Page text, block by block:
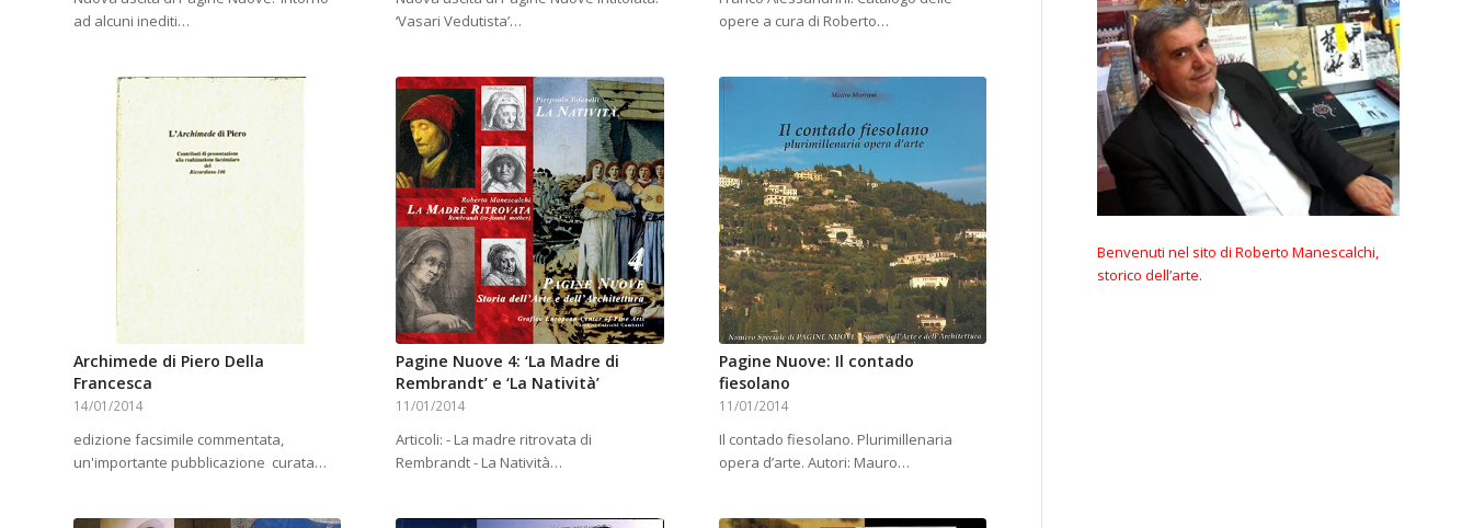
ad alcuni inediti…
‘Vasari Vedutista’…
opere a cura di Roberto…
Archimede di Piero Della
Francesca
14/01/2014
edizione facsimile commentata,
un'importante pubblicazione curata…
Pagine Nuove 4: ‘La Madre di
Rembrandt’ e ‘La Natività’
11/01/2014
Articoli: - La madre ritrovata di
Rembrandt - La Natività…
Pagine Nuove: Il contado
fiesolano
11/01/2014
Il contado fiesolano. Plurimillenaria
opera d’arte. Autori: Mauro…
Benvenuti nel sito di Roberto Manescalchi,
storico dell’arte.